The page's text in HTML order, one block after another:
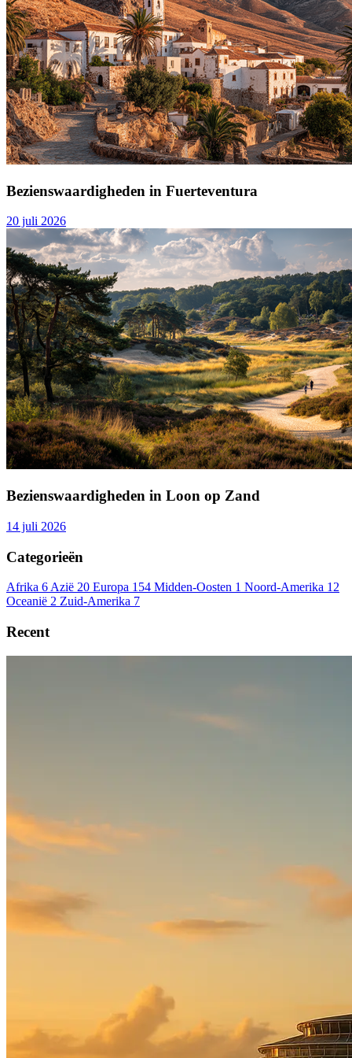
Bezienswaardigheden in Fuerteventura
20 juli 2026
Bezienswaardigheden in Loon op Zand
14 juli 2026
Categorieën
Afrika 6 Azië 20 Europa 154 Midden-Oosten 1 Noord-Amerika 12
Oceanië 2 Zuid-Amerika 7
Recent